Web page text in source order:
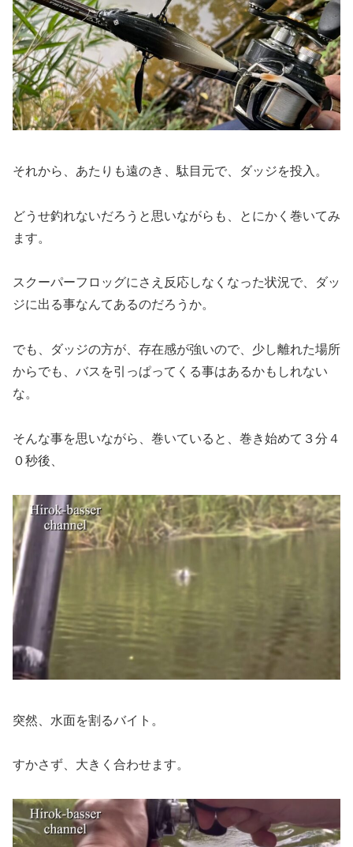
それから、あたりも遠のき、駄目元で、ダッジを投入。
どうせ釣れないだろうと思いながらも、とにかく巻いてみ
ます。
スクーパーフロッグにさえ反応しなくなった状況で、ダッ
ジに出る事なんてあるのだろうか。
でも、ダッジの方が、存在感が強いので、少し離れた場所
からでも、バスを引っぱってくる事はあるかもしれない
な。
そんな事を思いながら、巻いていると、巻き始めて３分４
０秒後、
突然、水面を割るバイト。
すかさず、大きく合わせます。